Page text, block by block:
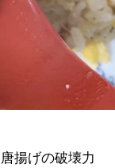
揚げの破壊力